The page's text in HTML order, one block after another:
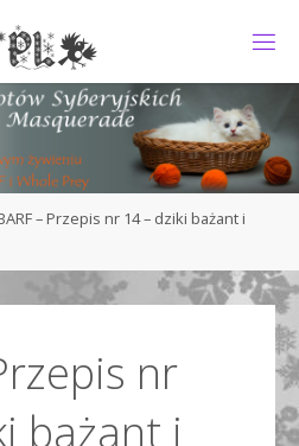
IR
ST
N
O
P
– Przepis nr 14 – dziki bażant i
nr
bażant i